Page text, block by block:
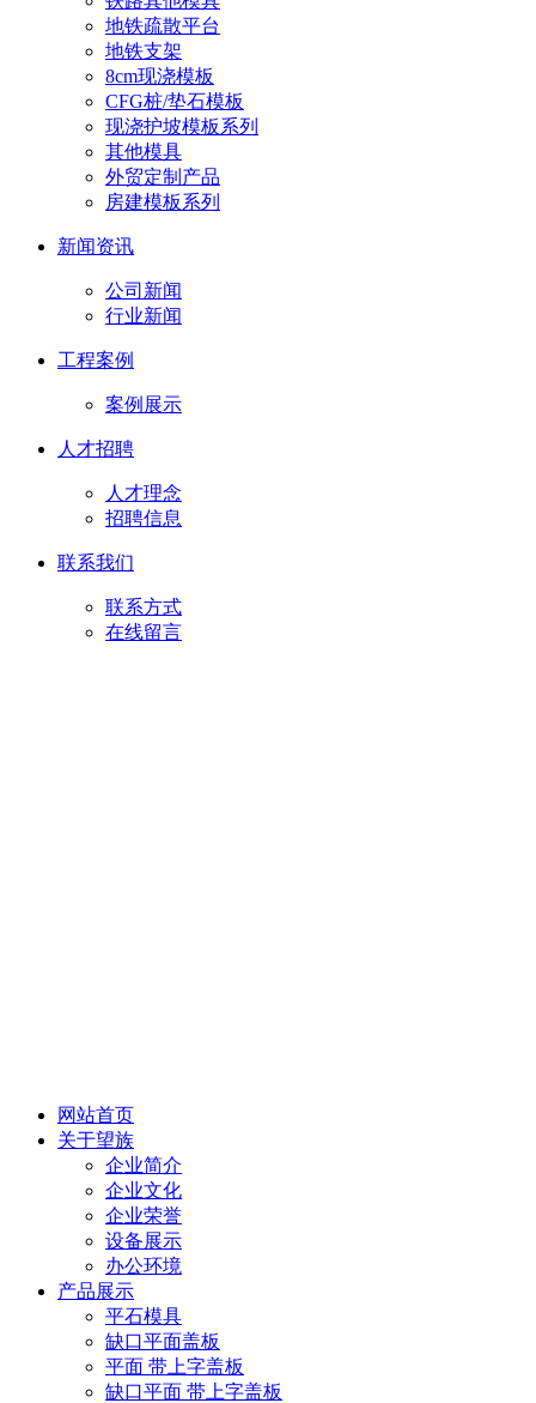
地铁疏散平台
地铁支架
8cm现浇模板
CFG桩/垫石模板
现浇护坡模板系列
其他模具
外贸定制产品
房建模板系列
新闻资讯
公司新闻
行业新闻
工程案例
案例展示
人才招聘
人才理念
招聘信息
联系我们
联系方式
在线留言
网站首页
关于望族
企业简介
企业文化
企业荣誉
设备展示
办公环境
产品展示
平石模具
缺口平面盖板
平面 带上字盖板
缺口平面 带上字盖板